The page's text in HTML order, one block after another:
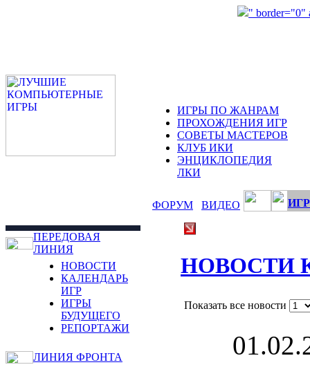
" border="0"
ИГРЫ ПО ЖАНРАМ
ПРОХОЖДЕНИЯ ИГР
СОВЕТЫ МАСТЕРОВ
КЛУБ ИКИ
ЭНЦИКЛОПЕДИЯ
ЛКИ
ФОРУМ ВИДЕО
ПЕРЕДОВАЯ
ЛИНИЯ
НОВОСТИ
КАЛЕНДАРЬ
ИГР
ИГРЫ
БУДУЩЕГО
РЕПОРТАЖИ
ЛИНИЯ ФРОНТА
НОВОСТИ
Показать все новости